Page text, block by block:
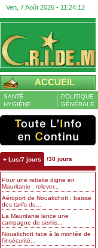
Ven, 7 Août 2026 - 11:24:13
ACCUEIL
SANTÉ
HYGIÈNE
POLITIQUE
GÉNÉRALE
+ Lus/7 jours /30 jours
Pour une retraite digne en
Mauritanie : relever...
Aéroport de Nouakchott : baisse
des tarifs du...
La Mauritanie lance une
campagne de semis...
Nouakchott face à la montée de
l’insécurité...